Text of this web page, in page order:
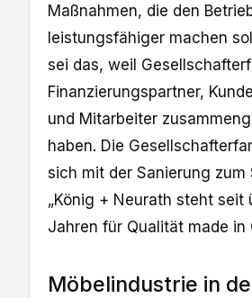
Maßnahmen, die den
leistungsfähiger machen
sei das, weil
Finanzierungspartner,
und Mitarbeiter
haben. Die
sich mit der Sanierung zum
„König + Neurath steht seit
Jahren für Qualität made in
Möbelindustrie in